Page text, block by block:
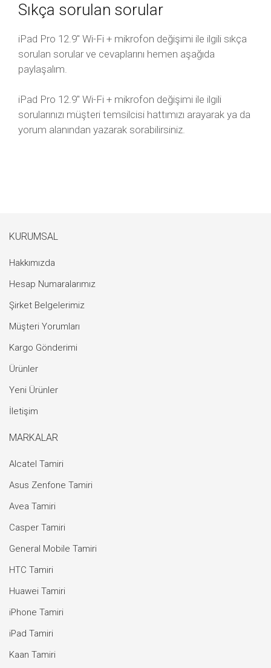
Sıkça sorulan sorular
iPad Pro 12.9″ Wi-Fi + mikrofon değişimi ile ilgili sıkça
sorulan sorular ve cevaplarını hemen aşağıda
paylaşalım.
iPad Pro 12.9″ Wi-Fi + mikrofon değişimi ile ilgili
sorularınızı müşteri temsilcisi hattımızı arayarak ya da
yorum alanından yazarak sorabilirsiniz.
KURUMSAL
Hakkımızda
Hesap Numaralarımız
Şirket Belgelerimiz
Müşteri Yorumları
Kargo Gönderimi
Ürünler
Yeni Ürünler
İletişim
MARKALAR
Alcatel Tamiri
Asus Zenfone Tamiri
Avea Tamiri
Casper Tamiri
General Mobile Tamiri
HTC Tamiri
Huawei Tamiri
iPhone Tamiri
iPad Tamiri
Kaan Tamiri